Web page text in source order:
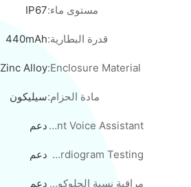
مستوى ماء:IP67
قدرة البطارية:440mAh
Enclosure Material:
Zinc Alloy
مادة الحزام:سيليكون
Intelligent Voice Assistant: دعم
Electroccardiogram Testing: دعم
مراقبة نسبة الجلوكوز في الدم: دعم